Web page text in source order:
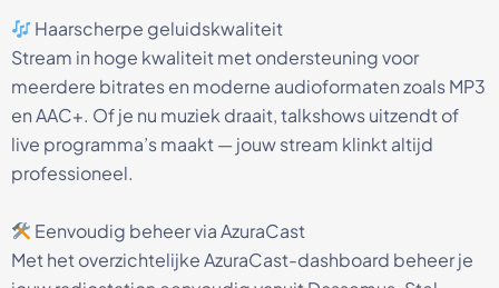
Haarscherpe geluidskwaliteit
Stream in hoge kwaliteit met ondersteuning voor
meerdere bitrates en moderne audioformaten zoals MP3
en AAC+. Of je nu muziek draait, talkshows uitzendt of
live programma’s maakt — jouw stream klinkt altijd
professioneel.
Eenvoudig beheer via AzuraCast
Met het overzichtelijke AzuraCast-dashboard beheer je